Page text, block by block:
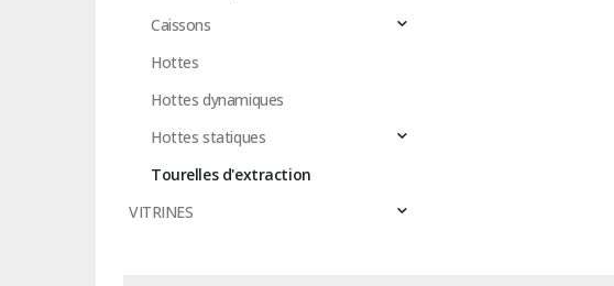
Caissons
Hottes
Hottes dynamiques
Hottes statiques
Tourelles d'extraction
VITRINES